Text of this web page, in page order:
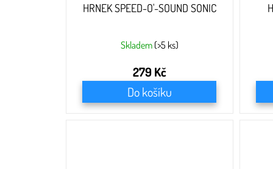
HRNEK SPEED-O'-SOUND SONIC
Skladem (>5 ks)
279 Kč
Do košíku